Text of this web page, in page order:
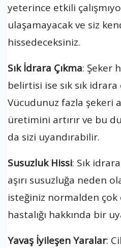
yeterince etkili
ulaşamayacak ve siz
hissedeceksiniz.
Sık İdrara Çıkma: Şeker
belirtisi ise sık sık idrara
Vücudunuz fazla şekeri
üretimini artırır ve bu
da sizi uyandırabilir.
Susuzluk Hissi: Sık
aşırı susuzluğa neden
isteğiniz normalden çok
hastalığı hakkında bir
Yavaş İyileşen Yaralar: